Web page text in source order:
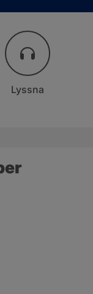
Lyssna